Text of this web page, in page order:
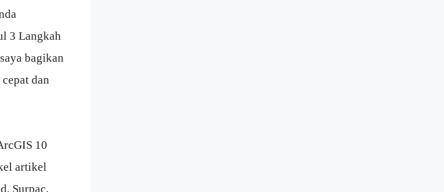
3 Langkah
bagikan
dan
10
artikel
Surpac,